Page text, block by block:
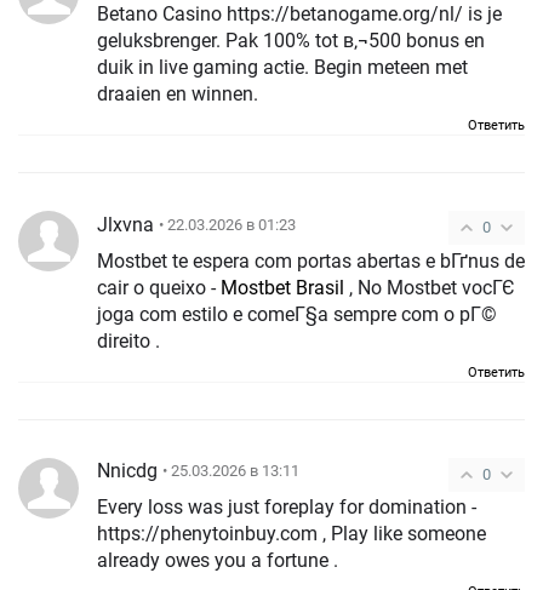
Betano Casino https://betanogame.org/nl/ is je
geluksbrenger. Pak 100% tot в‚¬500 bonus en
duik in live gaming actie. Begin meteen met
draaien en winnen.
Ответить
0
Jlxvna • 22.03.2026 в 01:23
Mostbet te espera com portas abertas e bГґnus de
cair o queixo - Mostbet Brasil , No Mostbet vocГЄ
joga com estilo e comeГ§a sempre com o pГ©
direito .
Ответить
0
Nnicdg • 25.03.2026 в 13:11
Every loss was just foreplay for domination -
https://phenytoinbuy.com , Play like someone
already owes you a fortune .